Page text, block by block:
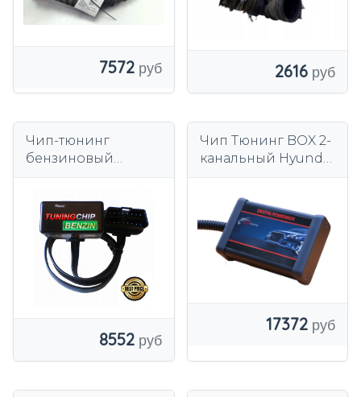
7572 2616
Чип-тюнинг
бензиновый
FE,Tuscon
8552
Чип Тюнинг BOX 2-
канальный Hyundai
17372